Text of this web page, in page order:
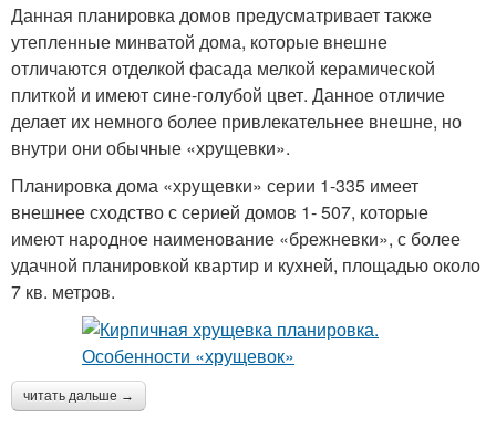
Данная планировка домов предусматривает также
утепленные минватой дома, которые внешне
отличаются отделкой фасада мелкой керамической
плиткой и имеют сине-голубой цвет. Данное отличие
делает их немного более привлекательнее внешне, но
внутри они обычные «хрущевки».
Планировка дома «хрущевки» серии 1-335 имеет
внешнее сходство с серией домов 1- 507, которые
имеют народное наименование «брежневки», с более
удачной планировкой квартир и кухней, площадью около
7 кв. метров.
читать дальше →